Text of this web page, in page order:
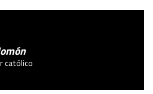
católico